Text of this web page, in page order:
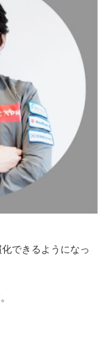
できるようになっ